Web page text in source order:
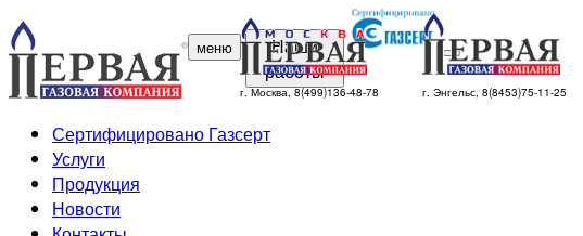
меню
Наши
работы
г. Москва, 8(499)136-48-78 г. Энгельс, 8(8453)75-11-25
Сертифицировано Газсерт
Услуги
Продукция
Новости